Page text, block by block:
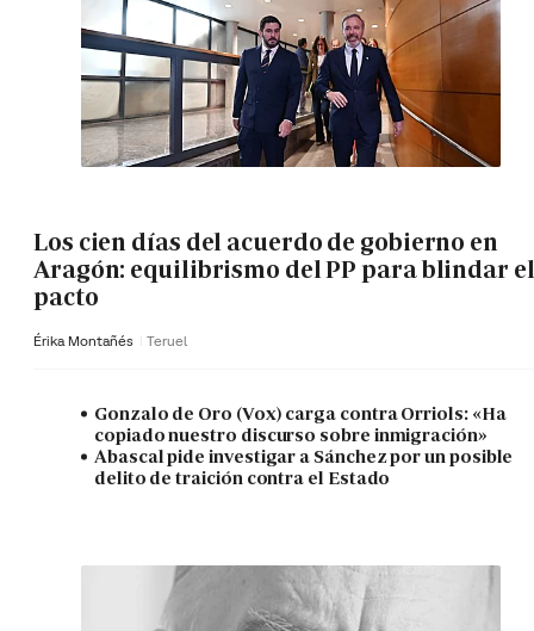
Los cien días del acuerdo de gobierno en
Aragón: equilibrismo del PP para blindar el
pacto
Érika Montañés Teruel
Gonzalo de Oro (Vox) carga contra Orriols: «Ha
copiado nuestro discurso sobre inmigración»
Abascal pide investigar a Sánchez por un posible
delito de traición contra el Estado